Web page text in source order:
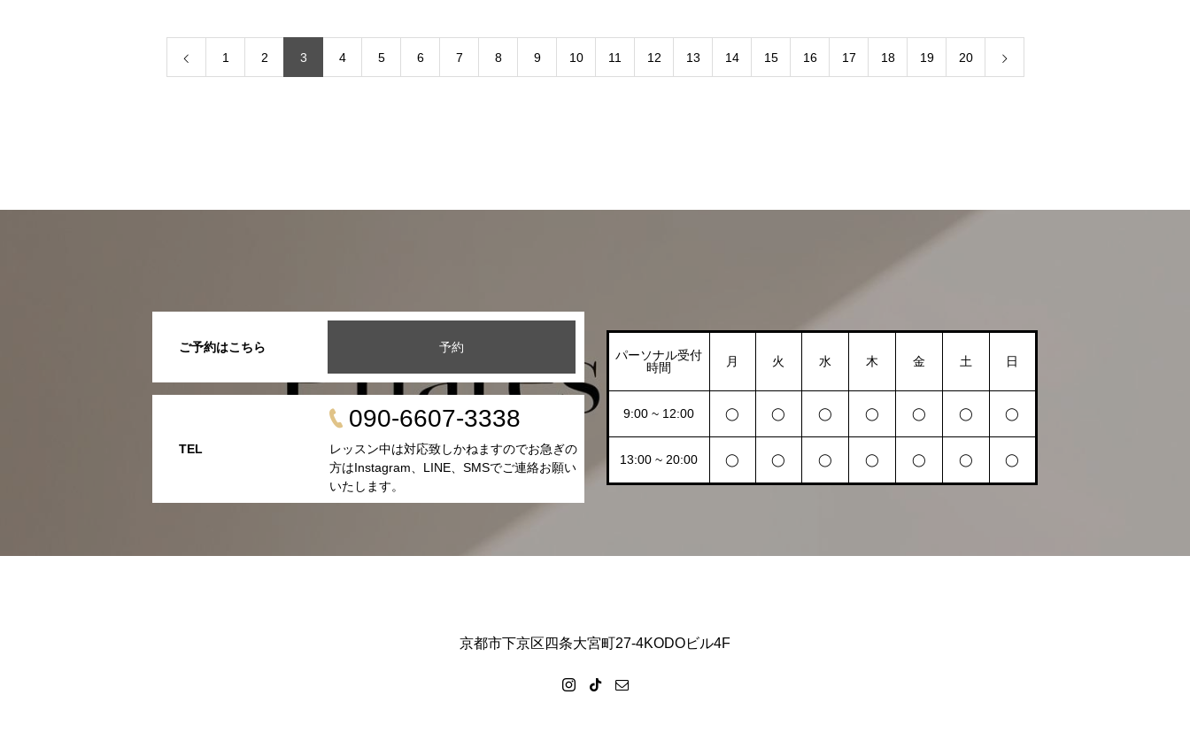
1 2 3 4 5 6 7 8 9 10 11 12 13 14 15 16 17 18 19 20
ご予約はこちら 予約
TEL
090-6607-3338
レッスン中は対応致しかねますのでお急ぎの
方はInstagram、LINE、SMSでご連絡お願い
いたします。
パーソナル受付
時間
月 火 水 木 金 土 日
9:00 ~ 12:00 ◯ ◯ ◯ ◯ ◯ ◯ ◯
13:00 ~ 20:00 ◯ ◯ ◯ ◯ ◯ ◯ ◯
京都市下京区四条大宮町27-4KODOビル4F